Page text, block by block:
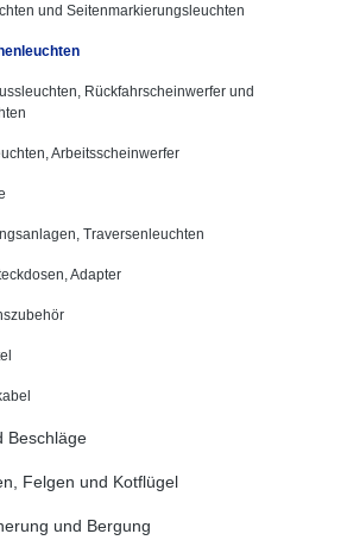
und Seitenmarkierungsleuchten
Rückfahrscheinwerfer und
Arbeitsscheinwerfer
Traversenleuchten
Adapter
Beschläge
Felgen und Kotflügel
und Bergung